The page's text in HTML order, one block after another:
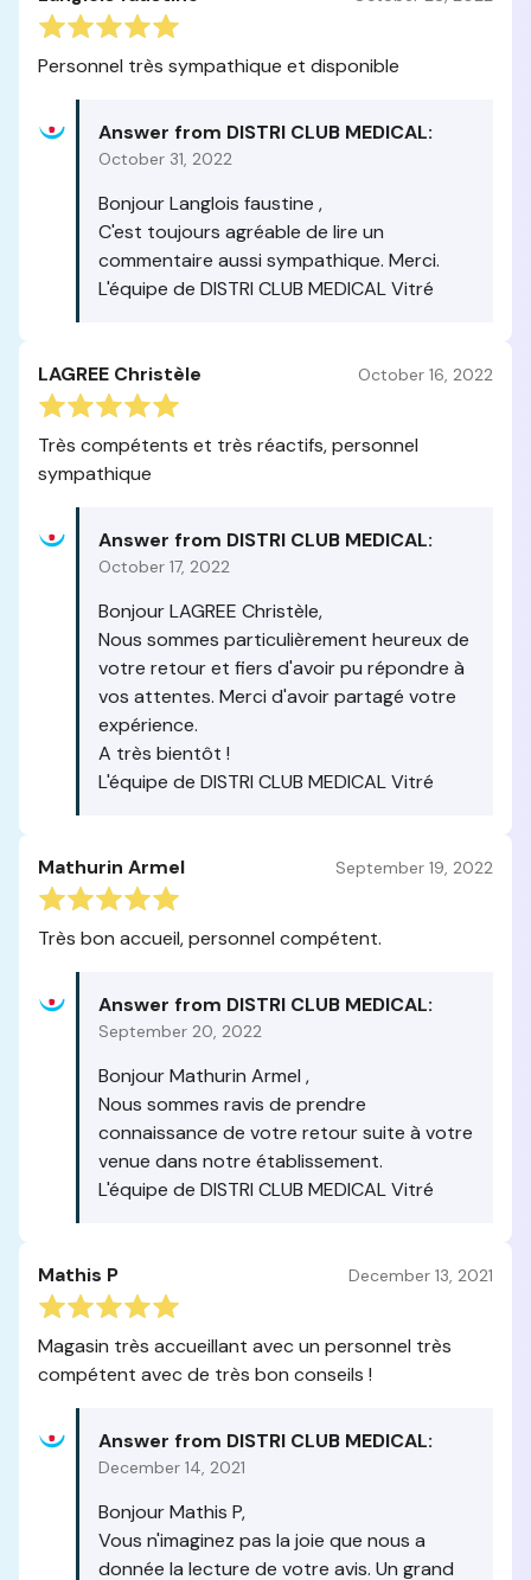
Personnel très sympathique et disponible
Answer from DISTRI CLUB MEDICAL:
October 31, 2022
Bonjour Langlois faustine ,
C'est toujours agréable de lire un
commentaire aussi sympathique. Merci.
L'équipe de DISTRI CLUB MEDICAL Vitré
LAGREE Christèle October 16, 2022
Très compétents et très réactifs, personnel
sympathique
Answer from DISTRI CLUB MEDICAL:
October 17, 2022
Bonjour LAGREE Christèle,
Nous sommes particulièrement heureux de
votre retour et fiers d'avoir pu répondre à
vos attentes. Merci d'avoir partagé votre
expérience.
A très bientôt !
L'équipe de DISTRI CLUB MEDICAL Vitré
Mathurin Armel September 19, 2022
Très bon accueil, personnel compétent.
Answer from DISTRI CLUB MEDICAL:
September 20, 2022
Bonjour Mathurin Armel ,
Nous sommes ravis de prendre
connaissance de votre retour suite à votre
venue dans notre établissement.
L'équipe de DISTRI CLUB MEDICAL Vitré
Mathis P December 13, 2021
Magasin très accueillant avec un personnel très
compétent avec de très bon conseils !
Answer from DISTRI CLUB MEDICAL:
December 14, 2021
Bonjour Mathis P,
Vous n'imaginez pas la joie que nous a
donnée la lecture de votre avis. Un grand